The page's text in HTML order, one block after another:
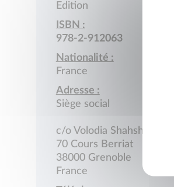
Edition
ISBN :
978-2-912063
Nationalité :
France
Adresse :
Siège social
c/o Volodia Shahshahani
70 Cours Berriat
38000 Grenoble
France